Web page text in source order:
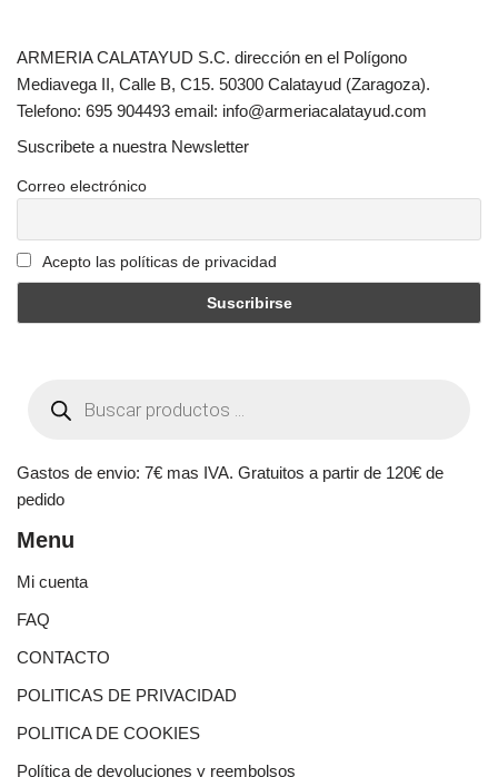
ARMERIA CALATAYUD S.C. dirección en el Polígono
Mediavega II, Calle B, C15. 50300 Calatayud (Zaragoza).
Telefono: 695 904493 email: info@armeriacalatayud.com
Suscribete a nuestra Newsletter
Correo electrónico
Acepto las políticas de privacidad
Gastos de envio: 7€ mas IVA. Gratuitos a partir de 120€ de
pedido
Menu
Mi cuenta
FAQ
CONTACTO
POLITICAS DE PRIVACIDAD
POLITICA DE COOKIES
Política de devoluciones y reembolsos